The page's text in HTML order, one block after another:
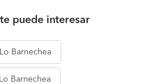
puede interesar
Barnechea
Barnechea